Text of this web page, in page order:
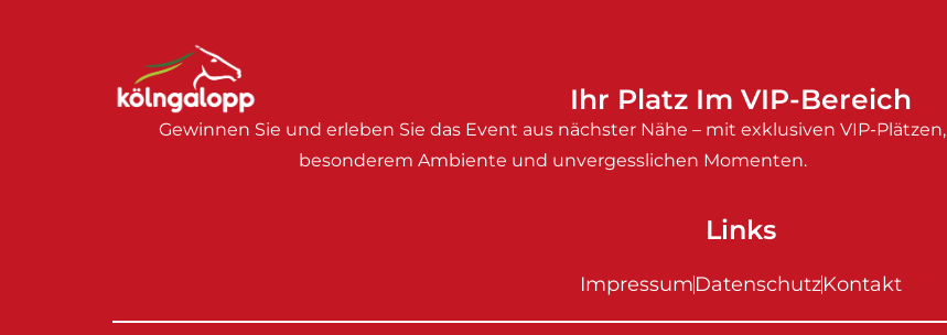
Ihr Platz Im VIP-Bereich
Gewinnen Sie und erleben Sie das Event aus nächster Nähe – mit exklusiven VIP-Plätzen,
besonderem Ambiente und unvergesslichen Momenten.
Links
ImpressumDatenschutzKontakt